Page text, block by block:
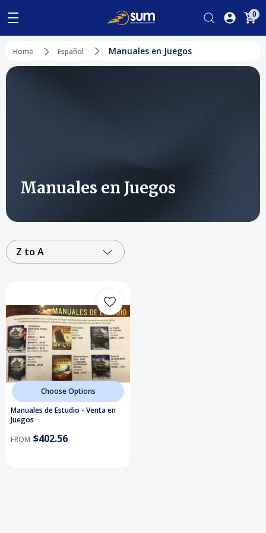
0
Home Español Manuales en Juegos
Manuales en Juegos
Z to A
Choose Options
Manuales de Estudio - Venta en
Juegos
FROM $402.56